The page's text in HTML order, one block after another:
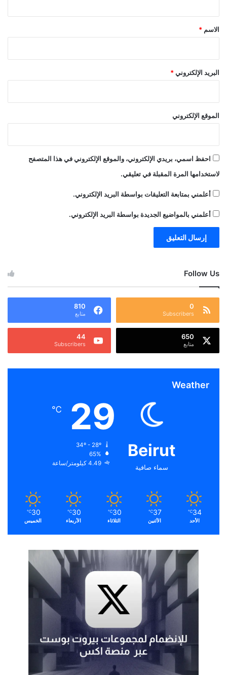
*
الاسم *
البريد الإلكتروني*
الموقع الإلكتروني
احفظ اسمي، بريدي الإلكتروني، والموقع الإلكتروني في هذا المتصفح
لاستخدامها المرة المقبلة في تعليقي.
أعلمني بمتابعة التعليقات بواسطة البريد الإلكتروني.
أعلمني بالمواضيع الجديدة بواسطة البريد الإلكتروني.
Follow Us
0
Subscribers
810
متابع
650
متابع
44
Subscribers
Weather
Beirut
سماء صافية
29
℃
65%
4.49 كيلومتر/ساعة
34
℃
الأحد
37
℃
الأثنين
30
℃
الثلاثاء
30
℃
الأربعاء
30
℃
الخميس